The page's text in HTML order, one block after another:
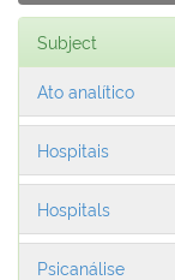
Subject
Ato analítico
Hospitais
Hospitals
Psicanálise